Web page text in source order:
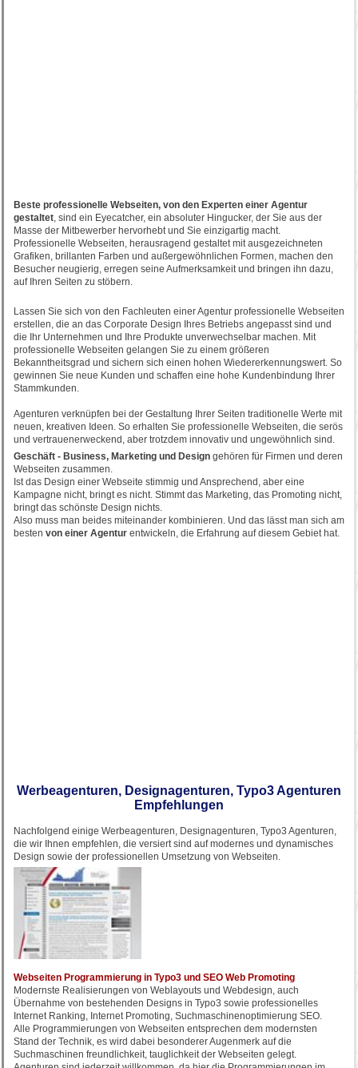
Beste professionelle Webseiten, von den Experten einer Agentur
gestaltet, sind ein Eyecatcher, ein absoluter Hingucker, der Sie aus der
Masse der Mitbewerber hervorhebt und Sie einzigartig macht.
Professionelle Webseiten, herausragend gestaltet mit ausgezeichneten
Grafiken, brillanten Farben und außergewöhnlichen Formen, machen den
Besucher neugierig, erregen seine Aufmerksamkeit und bringen ihn dazu,
auf Ihren Seiten zu stöbern.
Lassen Sie sich von den Fachleuten einer Agentur professionelle Webseiten
erstellen, die an das Corporate Design Ihres Betriebs angepasst sind und
die Ihr Unternehmen und Ihre Produkte unverwechselbar machen. Mit
professionelle Webseiten gelangen Sie zu einem größeren
Bekanntheitsgrad und sichern sich einen hohen Wiedererkennungswert. So
gewinnen Sie neue Kunden und schaffen eine hohe Kundenbindung Ihrer
Stammkunden.
Agenturen verknüpfen bei der Gestaltung Ihrer Seiten traditionelle Werte mit
neuen, kreativen Ideen. So erhalten Sie professionelle Webseiten, die serös
und vertrauenerweckend, aber trotzdem innovativ und ungewöhnlich sind.
Geschäft - Business, Marketing und Design gehören für Firmen und deren
Webseiten zusammen.
Ist das Design einer Webseite stimmig und Ansprechend, aber eine
Kampagne nicht, bringt es nicht. Stimmt das Marketing, das Promoting nicht,
bringt das schönste Design nichts.
Also muss man beides miteinander kombinieren. Und das lässt man sich am
besten von einer Agentur entwickeln, die Erfahrung auf diesem Gebiet hat.
Werbeagenturen, Designagenturen, Typo3 Agenturen
Empfehlungen
Nachfolgend einige Werbeagenturen, Designagenturen, Typo3 Agenturen,
die wir Ihnen empfehlen, die versiert sind auf modernes und dynamisches
Design sowie der professionellen Umsetzung von Webseiten.
Webseiten Programmierung in Typo3 und SEO Web Promoting
Modernste Realisierungen von Weblayouts und Webdesign, auch
Übernahme von bestehenden Designs in Typo3 sowie professionelles
Internet Ranking, Internet Promoting, Suchmaschinenoptimierung SEO.
Alle Programmierungen von Webseiten entsprechen dem modernsten
Stand der Technik, es wird dabei besonderer Augenmerk auf die
Suchmaschinen freundlichkeit, tauglichkeit der Webseiten gelegt.